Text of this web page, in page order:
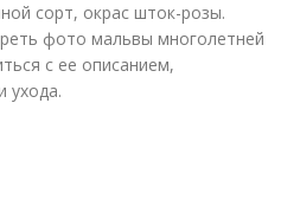
сорт, окрас шток-розы.
фото мальвы многолетней
с ее описанием,
ухода.